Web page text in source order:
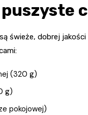
świeże, dobrej
(320 g)
g)
pokojowej)